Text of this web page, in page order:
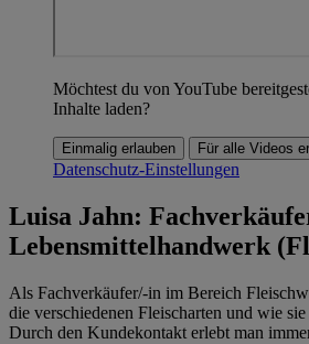
Möchtest du von YouTube
Inhalte laden?
Einmalig erlauben Für alle Videos
Datenschutz-Einstellungen
Luisa Jahn:
Lebensmittelhandwerk
Als Fachverkäufer/-in im Bereich
die verschiedenen Fleischarten und wie
Durch den Kundekontakt erlebt man